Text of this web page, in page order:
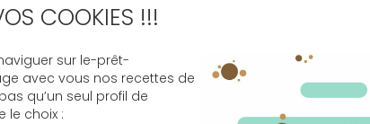
protège les propriétaires durant les 10 années
maison neuve. Cette protection concerne les
COOKIES !!!
sur le-prêt-
avec vous nos recettes de
qu’un seul profil de
le choix :